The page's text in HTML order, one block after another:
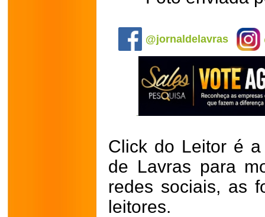
@jornaldelavras
Click do Leitor é
de Lavras para
redes sociais, as
leitores.